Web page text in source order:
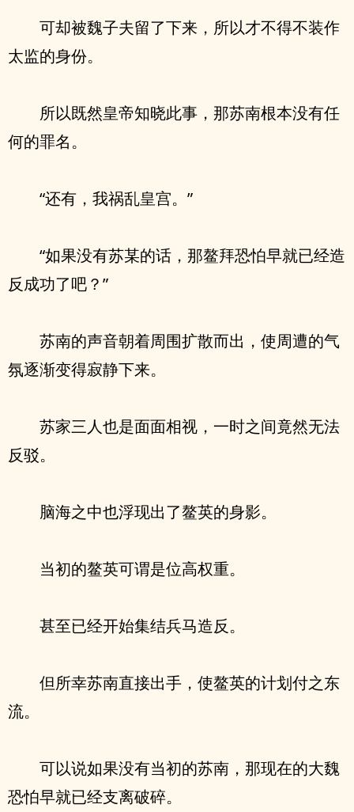
可却被魏子夫留了下来，所以才不得不装作
太监的身份。
所以既然皇帝知晓此事，那苏南根本没有任
何的罪名。
“还有，我祸乱皇宫。”
“如果没有苏某的话，那鳌拜恐怕早就已经造
反成功了吧？”
苏南的声音朝着周围扩散而出，使周遭的气
氛逐渐变得寂静下来。
苏家三人也是面面相视，一时之间竟然无法
反驳。
脑海之中也浮现出了鳌英的身影。
当初的鳌英可谓是位高权重。
甚至已经开始集结兵马造反。
但所幸苏南直接出手，使鳌英的计划付之东
流。
可以说如果没有当初的苏南，那现在的大魏
恐怕早就已经支离破碎。